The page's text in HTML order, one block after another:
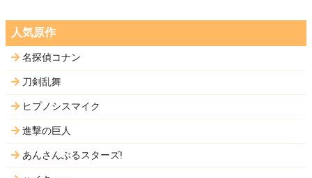
人気原作
名探偵コナン
刀剣乱舞
ヒプノシスマイク
進撃の巨人
あんさんぶるスターズ!